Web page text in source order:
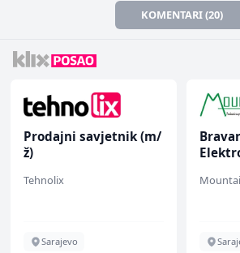
KOMENTARI (20)
Prodajni savjetnik (m/
ž)
Tehnolix
Sarajevo